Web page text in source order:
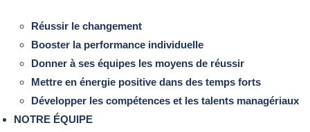
Réussir le changement
Booster la performance individuelle
Donner à ses équipes les moyens de réussir
Mettre en énergie positive dans des temps forts
Développer les compétences et les talents managériaux
NOTRE ÉQUIPE